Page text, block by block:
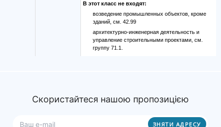
В этот класс не входят:
возведение промышленных объектов, кроме
зданий, см. 42.99
архитектурно-инженерная деятельность и
управление строительными проектами, см.
группу 71.1.
Скористайтеся нашою пропозицією